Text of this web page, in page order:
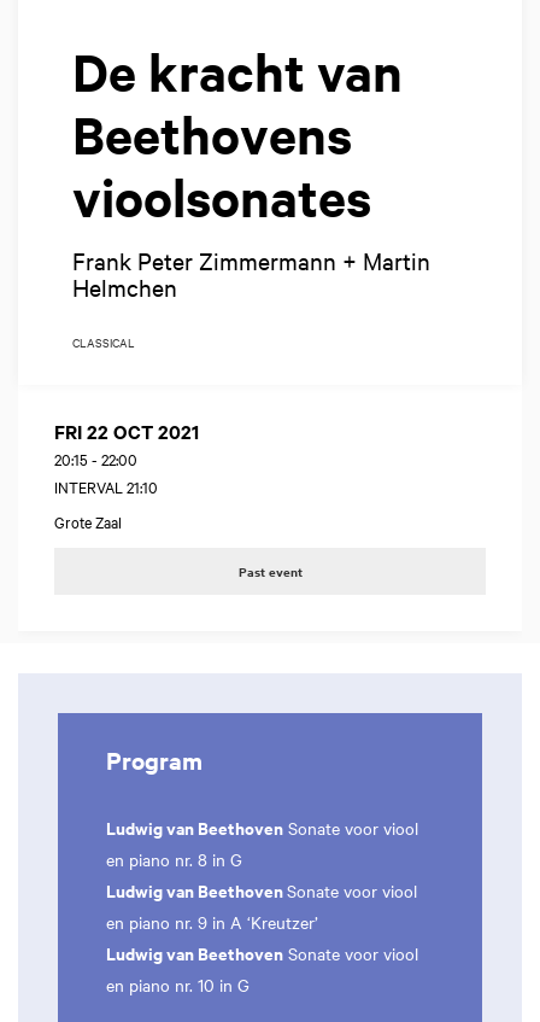
De kracht van
Beethovens
vioolsonates
Frank Peter Zimmermann + Martin
Helmchen
CLASSICAL
FRI 22 OCT 2021
20:15 - 22:00
INTERVAL 21:10
Grote Zaal
Past event
Program
Ludwig van Beethoven Sonate voor viool
en piano nr. 8 in G
Ludwig van BeethovenSonate voor viool
en piano nr. 9 in A ‘Kreutzer’
Ludwig van Beethoven Sonate voor viool
en piano nr. 10 in G